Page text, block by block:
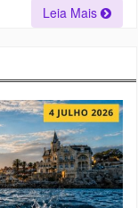
Leia Mais